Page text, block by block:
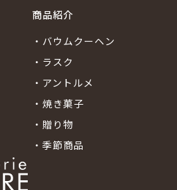
商品紹介
・ バウムクーヘン
・ ラスク
・ アントルメ
・ 焼き菓子
・ 贈り物
・ 季節商品